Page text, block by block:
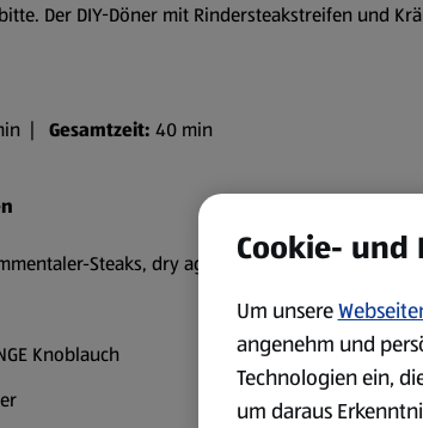
Der DIY-Döner mit Rindersteakstreifen und
| Gesamtzeit: 40 min
Steaks, dry aged
Knoblauch
Cookie- und
Um unsere
angenehm und
Technologien ein,
um daraus